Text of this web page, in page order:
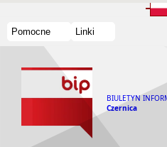
Pomocne Linki
BIULETYN
Czernica